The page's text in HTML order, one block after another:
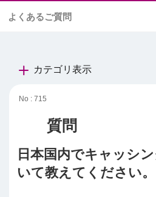
よくあるご質問
カテゴリ表示
No : 715
日本国内でキャッシ
いて教えてください。